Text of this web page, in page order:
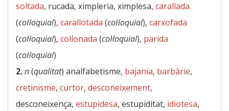
soltada, rucada, ximpleria, ximplesa, carallada
(col·loquial), carallotada (col·loquial), carxofada
(col·loquial), collonada (col·loquial), parida
(col·loquial)
2.n(qualitat) analfabetisme, bajania, barbàrie,
cretinisme, curtor, desconeixement,
desconeixença, estupidesa, estupiditat, idiotesa,